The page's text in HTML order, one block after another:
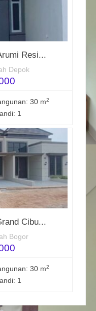
Resi...
Depok
30 m2
1
Cibu...
Bogor
30 m2
1